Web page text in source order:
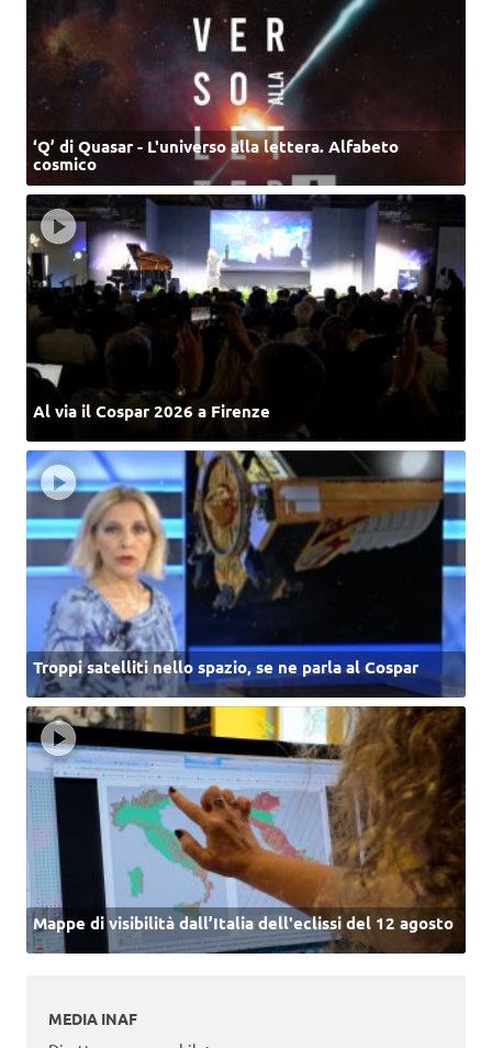
‘Q’ di Quasar - L'universo alla lettera. Alfabeto
cosmico
Al via il Cospar 2026 a Firenze
Troppi satelliti nello spazio, se ne parla al Cospar
Mappe di visibilità dall’Italia dell'eclissi del 12 agosto
MEDIA INAF